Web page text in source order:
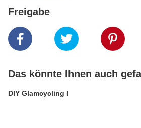
Freigabe
Das könnte Ihnen auch
DIY Glamcycling I